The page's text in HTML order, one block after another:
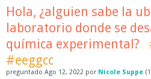
Hola, ¿alguien sabe la
laboratorio donde se
química experimental?
#eeggcc
preguntado Ago 12, 2022 por Nicole Suppe (